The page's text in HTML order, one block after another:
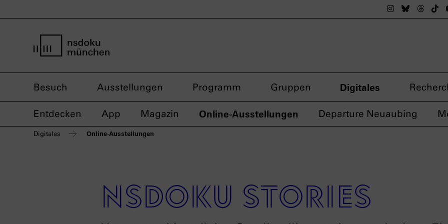
Das nsdoku
DasDas
Besuch Ausstellungen Programm Gruppen Digitales
Entdecken App Magazin Online-Ausstellungen Departure Neuaubing
Digitales Online-Ausstellungen
nsdoku stories